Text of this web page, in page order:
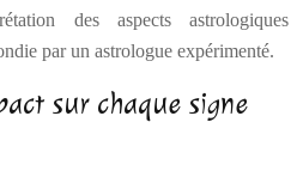
des aspects astrologiques
par un astrologue expérimenté.
sur chaque signe